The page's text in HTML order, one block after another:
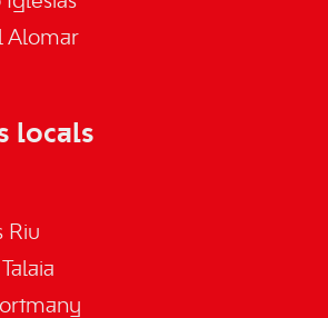
Alomar
locals
Riu